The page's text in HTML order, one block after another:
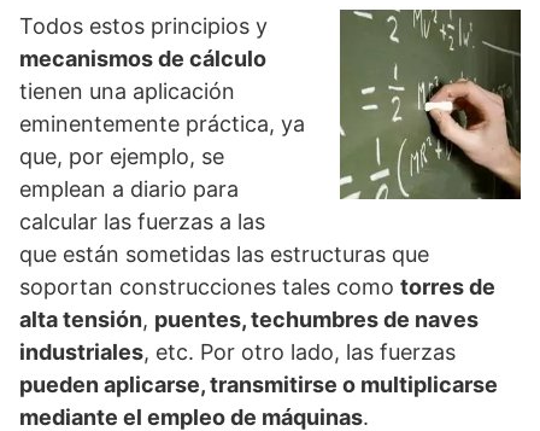
Todos estos principios y
mecanismos de cálculo
tienen una aplicación
eminentemente práctica, ya
que, por ejemplo, se
emplean a diario para
calcular las fuerzas a las
que están sometidas las estructuras que
soportan construcciones tales como torres de
alta tensión, puentes, techumbres de naves
industriales, etc. Por otro lado, las fuerzas
pueden aplicarse, transmitirse o multiplicarse
mediante el empleo de máquinas.